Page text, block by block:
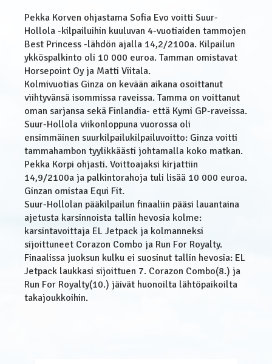
Pekka Korven ohjastama Sofia Evo voitti Suur-
Hollola -kilpailuihin kuuluvan 4-vuotiaiden tammojen
Best Princess -lähdön ajalla 14,2/2100a. Kilpailun
ykköspalkinto oli 10 000 euroa. Tamman omistavat
Horsepoint Oy ja Matti Viitala.
Kolmivuotias Ginza on kevään aikana osoittanut
viihtyvänsä isommissa raveissa. Tamma on voittanut
oman sarjansa sekä Finlandia- että Kymi GP-raveissa.
Suur-Hollola viikonloppuna vuorossa oli
ensimmäinen suurkilpailukilpailuvoitto: Ginza voitti
tammahambon tyylikkäästi johtamalla koko matkan.
Pekka Korpi ohjasti. Voittoajaksi kirjattiin
14,9/2100a ja palkintorahoja tuli lisää 10 000 euroa.
Ginzan omistaa Equi Fit.
Suur-Hollolan pääkilpailun finaaliin pääsi lauantaina
ajetusta karsinnoista tallin hevosia kolme:
karsintavoittaja EL Jetpack ja kolmanneksi
sijoittuneet Corazon Combo ja Run For Royalty.
Finaalissa juoksun kulku ei suosinut tallin hevosia: EL
Jetpack laukkasi sijoittuen 7. Corazon Combo(8.) ja
Run For Royalty(10.) jäivät huonoilta lähtöpaikoilta
takajoukkoihin.